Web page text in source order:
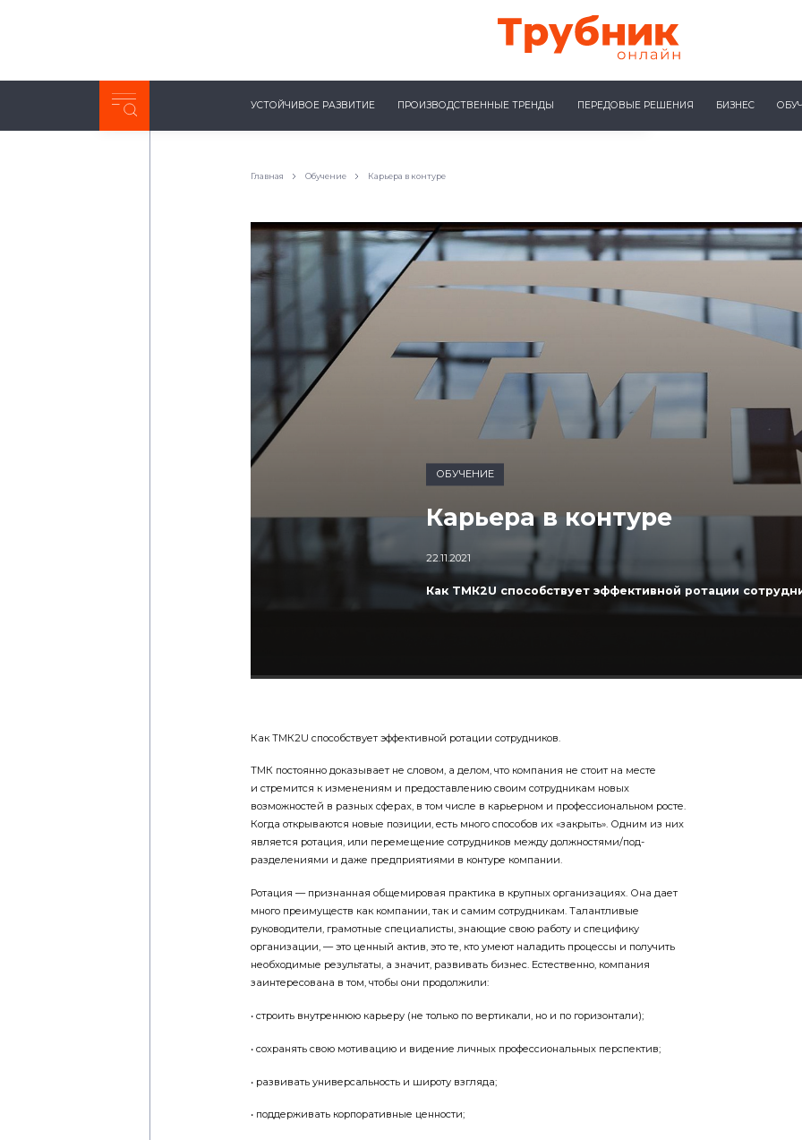
Неделя с ТМК. Выпуск №27 (225)
УСТОЙЧИВОЕ РАЗВИТИЕ ПРОИЗВОДСТВЕННЫЕ ТРЕНДЫ ПЕРЕДОВЫЕ РЕШЕНИЯ БИЗНЕС
Главная Обучение Карьера в контуре
ОБУЧЕНИЕ
Карьера в контуре
22.11.2021
Как ТМК2U способствует эффективной ротации
Как ТМК2U способствует эффективной ротации сотрудников.
ТМК постоянно доказывает не словом, а делом, что компания не стоит на месте
и стремится к изменениям и предоставлению своим сотрудникам новых
возможностей в разных сферах, в том числе в карьерном и профессиональном росте.
Когда открываются новые позиции, есть много способов их «закрыть». Одним из них
является ротация, или перемещение ­сотрудников между должностями/под­
разделениями и даже предприятиями в контуре компании.
Ротация — признанная общемировая практика в крупных организациях. Она дает
много преимуществ как компании, так и самим сотрудникам. Талантливые
руководители, грамотные специалисты, знающие свою работу и специфику
организации, — это ценный актив, это те, кто умеют наладить процессы и получить
необходимые результаты, а значит, развивать бизнес. Естественно, компания
заинтересована в том, чтобы они продолжили:
• строить внутреннюю карьеру (не только по вертикали, но и по горизонтали);
• сохранять свою мотивацию и видение личных профессиональных перспектив;
• развивать универсальность и широту взгляда;
• поддерживать корпоративные ценности;